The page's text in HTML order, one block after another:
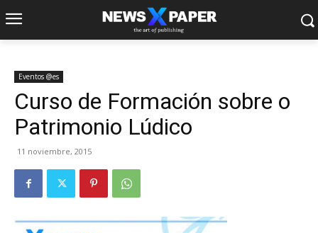
Eventos @es
Curso de Formación sobre o
Patrimonio Lúdico
11 noviembre, 2015